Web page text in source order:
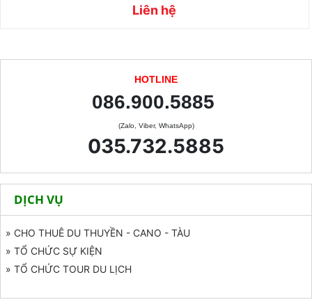
Liên hệ
HOTLINE
086.900.5885
(Zalo, Viber, WhatsApp)
035.732.5885
DỊCH VỤ
» CHO THUÊ DU THUYỀN - CANO - TÀU
» TỔ CHỨC SỰ KIỆN
» TỔ CHỨC TOUR DU LỊCH